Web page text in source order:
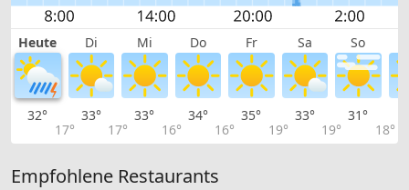
Heute Di Mi Do Fr Sa So
32°
17°
33°
17°
33°
16°
34°
16°
35°
19°
33°
19°
31°
18°
Empfohlene Restaurants